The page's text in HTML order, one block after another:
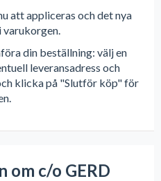
att appliceras och det nya
varukorgen.
din beställning: välj en
leveransadress och
klicka på "Slutför köp" för
c/o GERD